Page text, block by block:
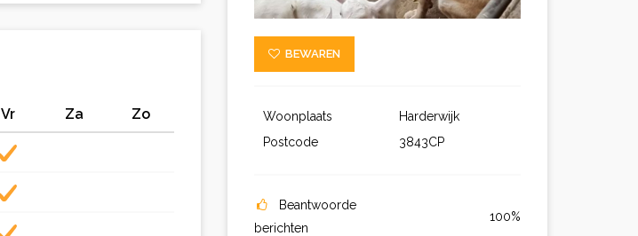
Vr Za Zo
BEWAREN
Woonplaats
Harderwijk
Postcode
3843CP
Beantwoorde
berichten
100%